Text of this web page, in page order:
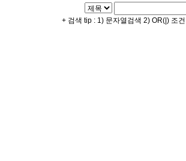
+ 검색 tip : 1) 문자열검색 2) OR(|) 조